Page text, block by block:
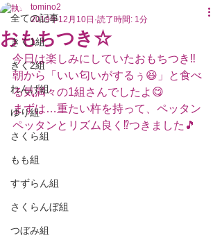
全ての記事
きく1組
きく2組
れんげ組
ゆり組
さくら組
もも組
すずらん組
さくらんぼ組
つぼみ組
おもちつき☆
tomino2
2019年12月10日 読了時間: 1分
今日は楽しみにしていたおもちつき‼️
朝から「いい匂いがするぅ😆」と食べ
る気満々の1組さんでしたよ😋
まずは…重たい杵を持って、ペッタン
ペッタンとリズム良く⁉つきました🎵